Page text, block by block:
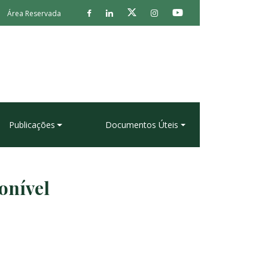
Área Reservada
Publicações Documentos Úteis